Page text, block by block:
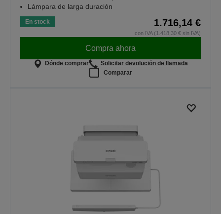
Lámpara de larga duración
En stock 1.716,14 €
con IVA (1.418,30 € sin IVA)
Compra ahora
Dónde comprar
Solicitar devolución de llamada
Comparar